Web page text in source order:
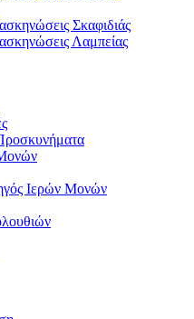
Σκαφιδιάς
Λαμπείας
Ιερών Μονών